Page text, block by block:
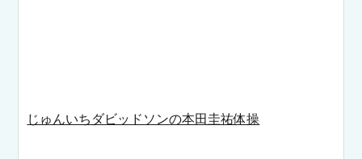
じゅんいちダビッドソンの本田圭祐体操